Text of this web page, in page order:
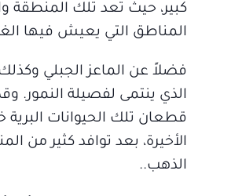
كبير، حيث تُعد تلك المنطقة
المناطق التي يعيش فيها
فضلاً عن الماعز الجبلي
الذي ينتمى لفصيلة النمور.
قطعان تلك الحيوانات البرية
الأخيرة، بعد توافد كثير من
الذهب..